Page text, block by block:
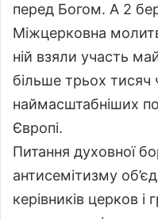
перед Богом. А 2
Міжцерковна
ній взяли участь
більше трьох тисяч
наймасштабніших
Європі.
Питання духовної
антисемітизму
керівників церков і